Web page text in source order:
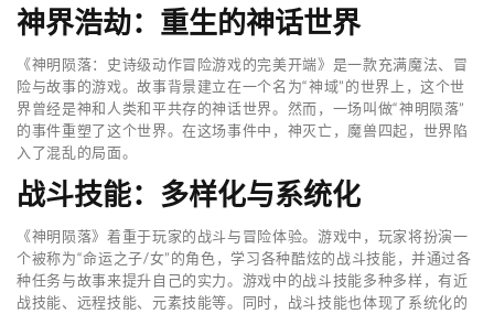
神界浩劫：重生的神话世界
《神明陨落：史诗级动作冒险游戏的完美开端》是一款充满魔法、冒
险与故事的游戏。故事背景建立在一个名为“神域”的世界上，这个世
界曾经是神和人类和平共存的神话世界。然而，一场叫做“神明陨落”
的事件重塑了这个世界。在这场事件中，神灭亡，魔兽四起，世界陷
入了混乱的局面。
战斗技能：多样化与系统化
《神明陨落》着重于玩家的战斗与冒险体验。游戏中，玩家将扮演一
个被称为“命运之子/女”的角色，学习各种酷炫的战斗技能，并通过各
种任务与故事来提升自己的实力。游戏中的战斗技能多种多样，有近
战技能、远程技能、元素技能等。同时，战斗技能也体现了系统化的